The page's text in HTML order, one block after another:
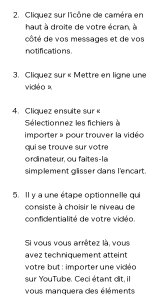
Cliquez sur l’icône de caméra en
haut à droite de votre écran, à
côté de vos messages et de vos
notifications.
Cliquez sur « Mettre en ligne une
vidéo ».
Cliquez ensuite sur «
Sélectionnez les fichiers à
importer » pour trouver la vidéo
qui se trouve sur votre
ordinateur, ou faites-la
simplement glisser dans l’encart.
Il y a une étape optionnelle qui
consiste à choisir le niveau de
confidentialité de votre vidéo.
Si vous vous arrêtez là, vous
avez techniquement atteint
votre but : importer une vidéo
sur YouTube. Ceci étant dit, il
vous manquera des éléments